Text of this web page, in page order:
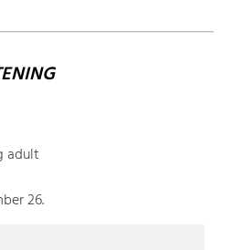
adult
26.